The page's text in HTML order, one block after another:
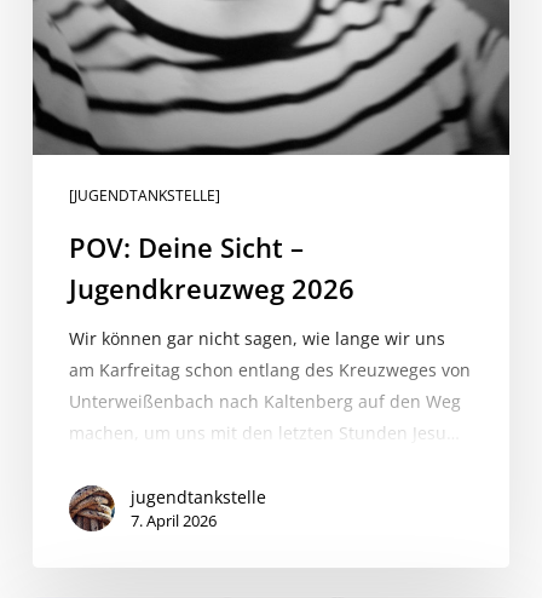
[JUGENDTANKSTELLE]
POV: Deine Sicht –
Jugendkreuzweg 2026
Wir können gar nicht sagen, wie lange wir uns
am Karfreitag schon entlang des Kreuzweges von
Unterweißenbach nach Kaltenberg auf den Weg
machen, um uns mit den letzten Stunden Jesu…
jugendtankstelle
7. April 2026